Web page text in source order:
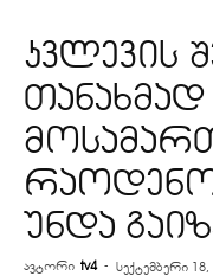
კვლევის
თანახმად
უნდა
ავტორი tv4 - სექტემბერი 18,